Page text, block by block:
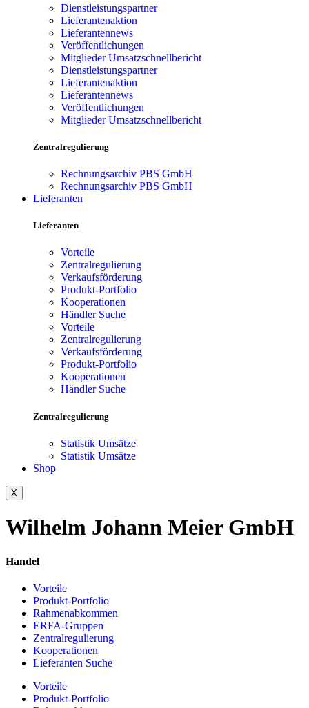
Dienstleistungspartner
Lieferantenaktion
Lieferantennews
Veröffentlichungen
Mitglieder Umsatzschnellbericht
Dienstleistungspartner
Lieferantenaktion
Lieferantennews
Veröffentlichungen
Mitglieder Umsatzschnellbericht
Zentralregulierung
Rechnungsarchiv PBS GmbH
Rechnungsarchiv PBS GmbH
Lieferanten
Lieferanten
Vorteile
Zentralregulierung
Verkaufsförderung
Produkt-Portfolio
Kooperationen
Händler Suche
Vorteile
Zentralregulierung
Verkaufsförderung
Produkt-Portfolio
Kooperationen
Händler Suche
Zentralregulierung
Statistik Umsätze
Statistik Umsätze
Shop
X
Wilhelm Johann Meier GmbH
Handel
Vorteile
Produkt-Portfolio
Rahmenabkommen
ERFA-Gruppen
Zentralregulierung
Kooperationen
Lieferanten Suche
Vorteile
Produkt-Portfolio